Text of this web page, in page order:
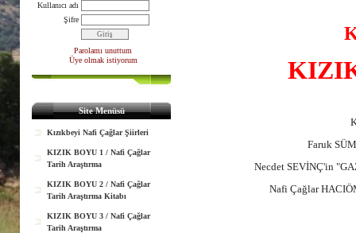
Kullanıcı adı
Şifre
Parolamı unuttum
Üye olmak istiyorum
Site Menüsü
Kızıkbeyi Nafi Çağlar Şiirleri
KIZIK BOYU 1 / Nafi Çağlar
Tarih Araştırma
KIZIK BOYU 2 / Nafi Çağlar
Tarih Araştırma Kitabı
KIZIK BOYU 3 / Nafi Çağlar
Tarih Araştırma
Faruk
Necdet SEVİNÇ'in
Nafi Çağlar